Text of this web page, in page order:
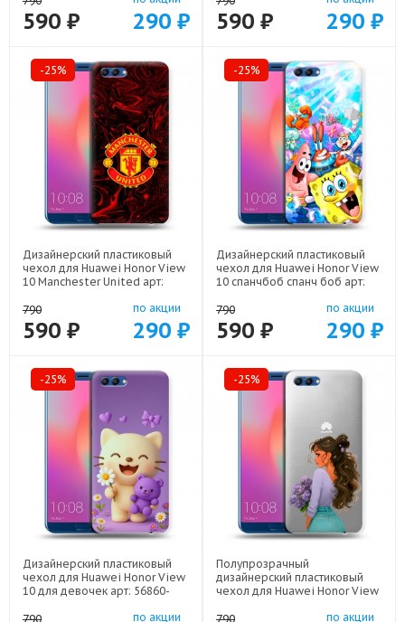
590 ₽ 290 ₽ 590 ₽ 290 ₽
-25%
Дизайнерский пластиковый
чехол для Huawei Honor View
10 Manchester United арт:
790
590 ₽
по акции
290 ₽
-25%
Дизайнерский пластиковый
чехол для Huawei Honor View
10 спанчбоб спанч боб арт:
790
590 ₽
по акции
290 ₽
-25%
Дизайнерский пластиковый
чехол для Huawei Honor View
10 для девочек арт: 56860-
790
по акции
-25%
Полупрозрачный
дизайнерский пластиковый
чехол для Huawei Honor View
22547
790 по акции